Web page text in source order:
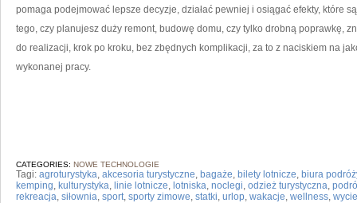
pomaga podejmować lepsze decyzje, działać pewniej i osiągać efekty, które
tego, czy planujesz duży remont, budowę domu, czy tylko drobną poprawkę,
do realizacji, krok po kroku, bez zbędnych komplikacji, za to z naciskiem na
wykonanej pracy.
CATEGORIES: NOWE TECHNOLOGIE
Tagi: agroturystyka, akcesoria turystyczne, bagaże, bilety lotnicze, biura
kemping, kulturystyka, linie lotnicze, lotniska, noclegi, odzież turystyczna,
rekreacja, siłownia, sport, sporty zimowe, statki, urlop, wakacje, wellness,